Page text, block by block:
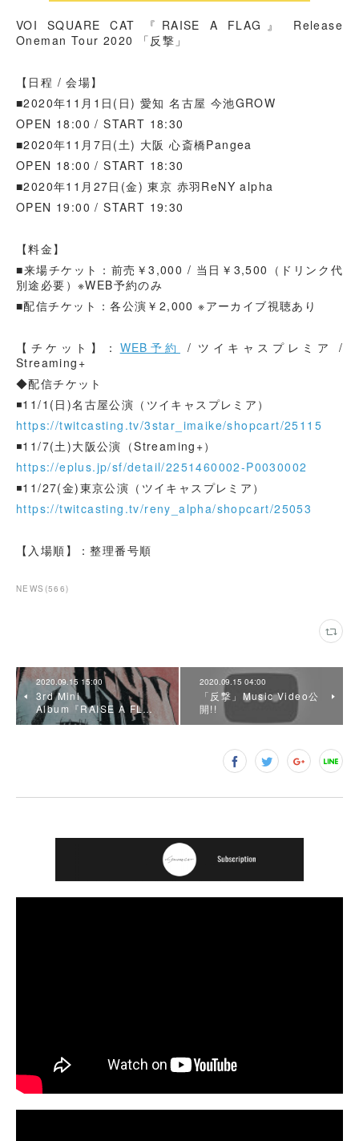
VOI SQUARE CAT 『RAISE A FLAG』 Release
Oneman Tour 2020 「反撃」
【日程 / 会場】
■2020年11月1日(日) 愛知 名古屋 今池GROW
OPEN 18:00 / START 18:30
■2020年11月7日(土) 大阪 心斎橋Pangea
OPEN 18:00 / START 18:30
■2020年11月27日(金) 東京 赤羽ReNY alpha
OPEN 19:00 / START 19:30
【料金】
■来場チケット：前売￥3,000 / 当日￥3,500（ドリンク代
別途必要）※WEB予約のみ
■配信チケット：各公演￥2,000 ※アーカイブ視聴あり
【チケット】： WEB予約
/ ツイキャスプレミア /
Streaming+
◆配信チケット
◾️11/1(日)名古屋公演（ツイキャスプレミア）
https://twitcasting.tv/3star_imaike/shopcart/25115
◾️11/7(土)大阪公演（Streaming+）
https://eplus.jp/sf/detail/2251460002-P0030002
◾️11/27(金)東京公演（ツイキャスプレミア）
https://twitcasting.tv/reny_alpha/shopcart/25053
【入場順】：整理番号順
NEWS (566)
2020.09.15 15:00
3rd Mini
Album『RAISE A FL…
2020.09.15 04:00
「反撃」Music Video公
開!!